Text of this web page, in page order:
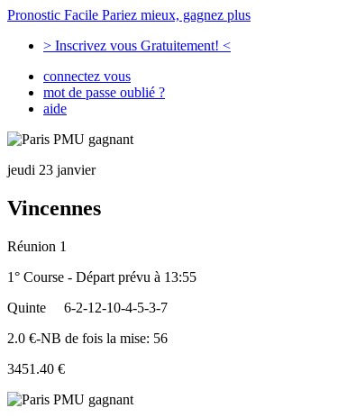
Pronostic Facile Pariez mieux, gagnez plus
> Inscrivez vous Gratuitement! <
connectez vous
mot de passe oublié ?
aide
jeudi 23 janvier
Vincennes
Réunion 1
1° Course - Départ prévu à 13:55
Quinte
6-2-12-10-4-5-3-7
2.0 €-NB de fois la mise: 56
3451.40 €